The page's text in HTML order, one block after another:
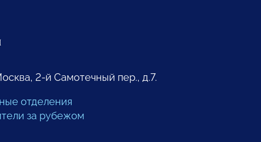
2-й Самотечный пер., д.7.
отделения
за рубежом